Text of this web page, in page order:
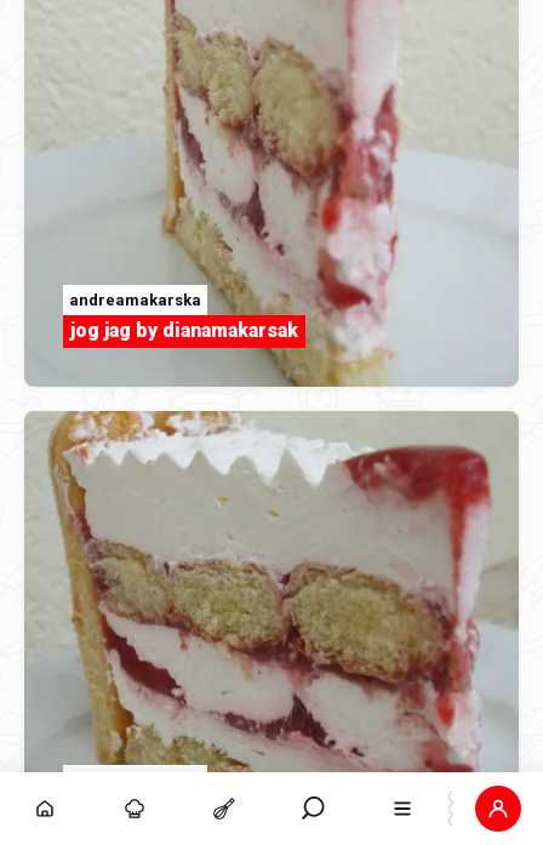
andreamakarska
jog jag by dianamakarsak
jog jag by dianamakarsak